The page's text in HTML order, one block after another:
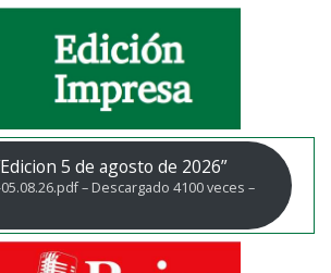
5 de agosto de 2026”
– Descargado 4100 veces –